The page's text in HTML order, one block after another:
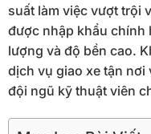
suất làm việc vượt trội
được nhập khẩu chính
lượng và độ bền cao.
dịch vụ giao xe tận
đội ngũ kỹ thuật viên